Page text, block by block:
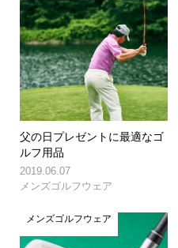
父の日プレゼントに最適なゴ
ルフ用品
2019.06.07
メンズゴルフウェア
メンズゴルフウェア